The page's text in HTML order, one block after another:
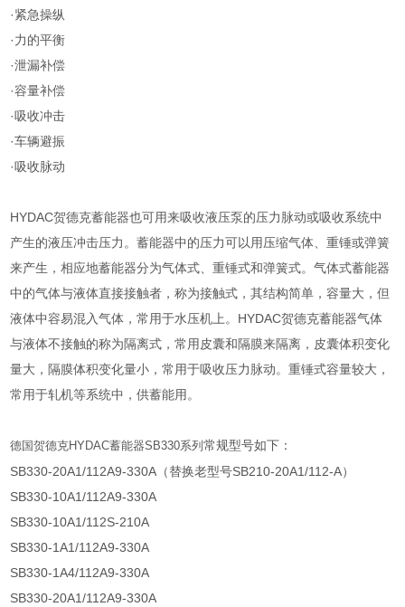
·紧急操纵
·力的平衡
·泄漏补偿
·容量补偿
·吸收冲击
·车辆避振
·吸收脉动
HYDAC贺德克蓄能器也可用来吸收液压泵的压力脉动或吸收系统中
产生的液压冲击压力。蓄能器中的压力可以用压缩气体、重锤或弹簧
来产生，相应地蓄能器分为气体式、重锤式和弹簧式。气体式蓄能器
中的气体与液体直接接触者，称为接触式，其结构简单，容量大，但
液体中容易混入气体，常用于水压机上。HYDAC贺德克蓄能器气体
与液体不接触的称为隔离式，常用皮囊和隔膜来隔离，皮囊体积变化
量大，隔膜体积变化量小，常用于吸收压力脉动。重锤式容量较大，
常用于轧机等系统中，供蓄能用。
德国贺德克HYDAC蓄能器SB330系列常规型号如下：
SB330-20A1/112A9-330A（替换老型号SB210-20A1/112-A）
SB330-10A1/112A9-330A
SB330-10A1/112S-210A
SB330-1A1/112A9-330A
SB330-1A4/112A9-330A
SB330-20A1/112A9-330A